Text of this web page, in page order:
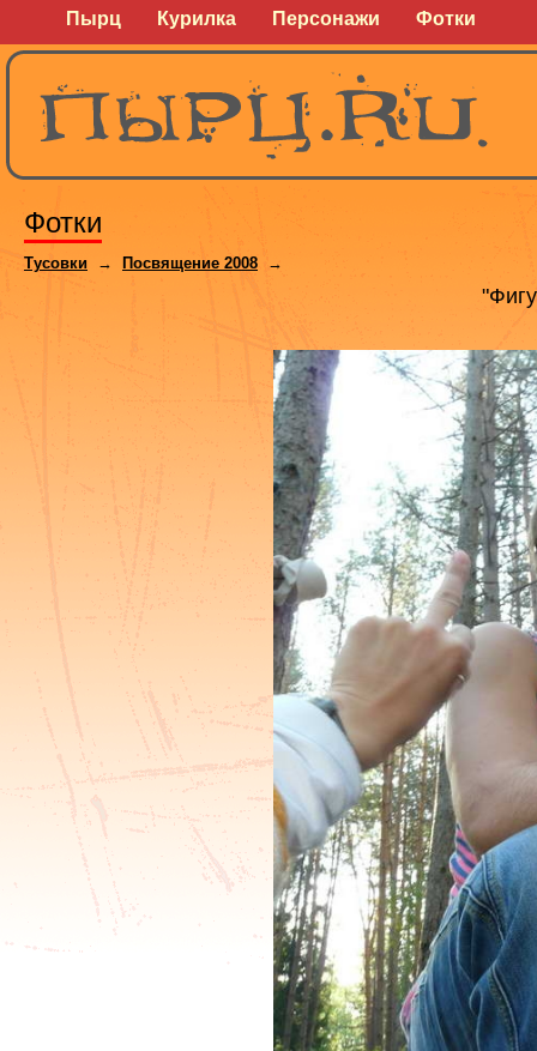
Пырц Курилка Персонажи Фотки
Фотки
Тусовки → Посвящение 2008 →